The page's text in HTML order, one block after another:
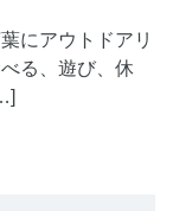
にアウトドアリ
る、遊び、休